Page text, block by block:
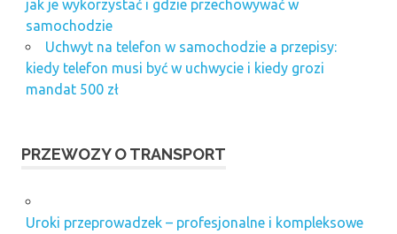
jak je wykorzystać i gdzie przechowywać w
samochodzie
Uchwyt na telefon w samochodzie a przepisy:
kiedy telefon musi być w uchwycie i kiedy grozi
mandat 500 zł
PRZEWOZY O TRANSPORT
Uroki przeprowadzek – profesjonalne i kompleksowe